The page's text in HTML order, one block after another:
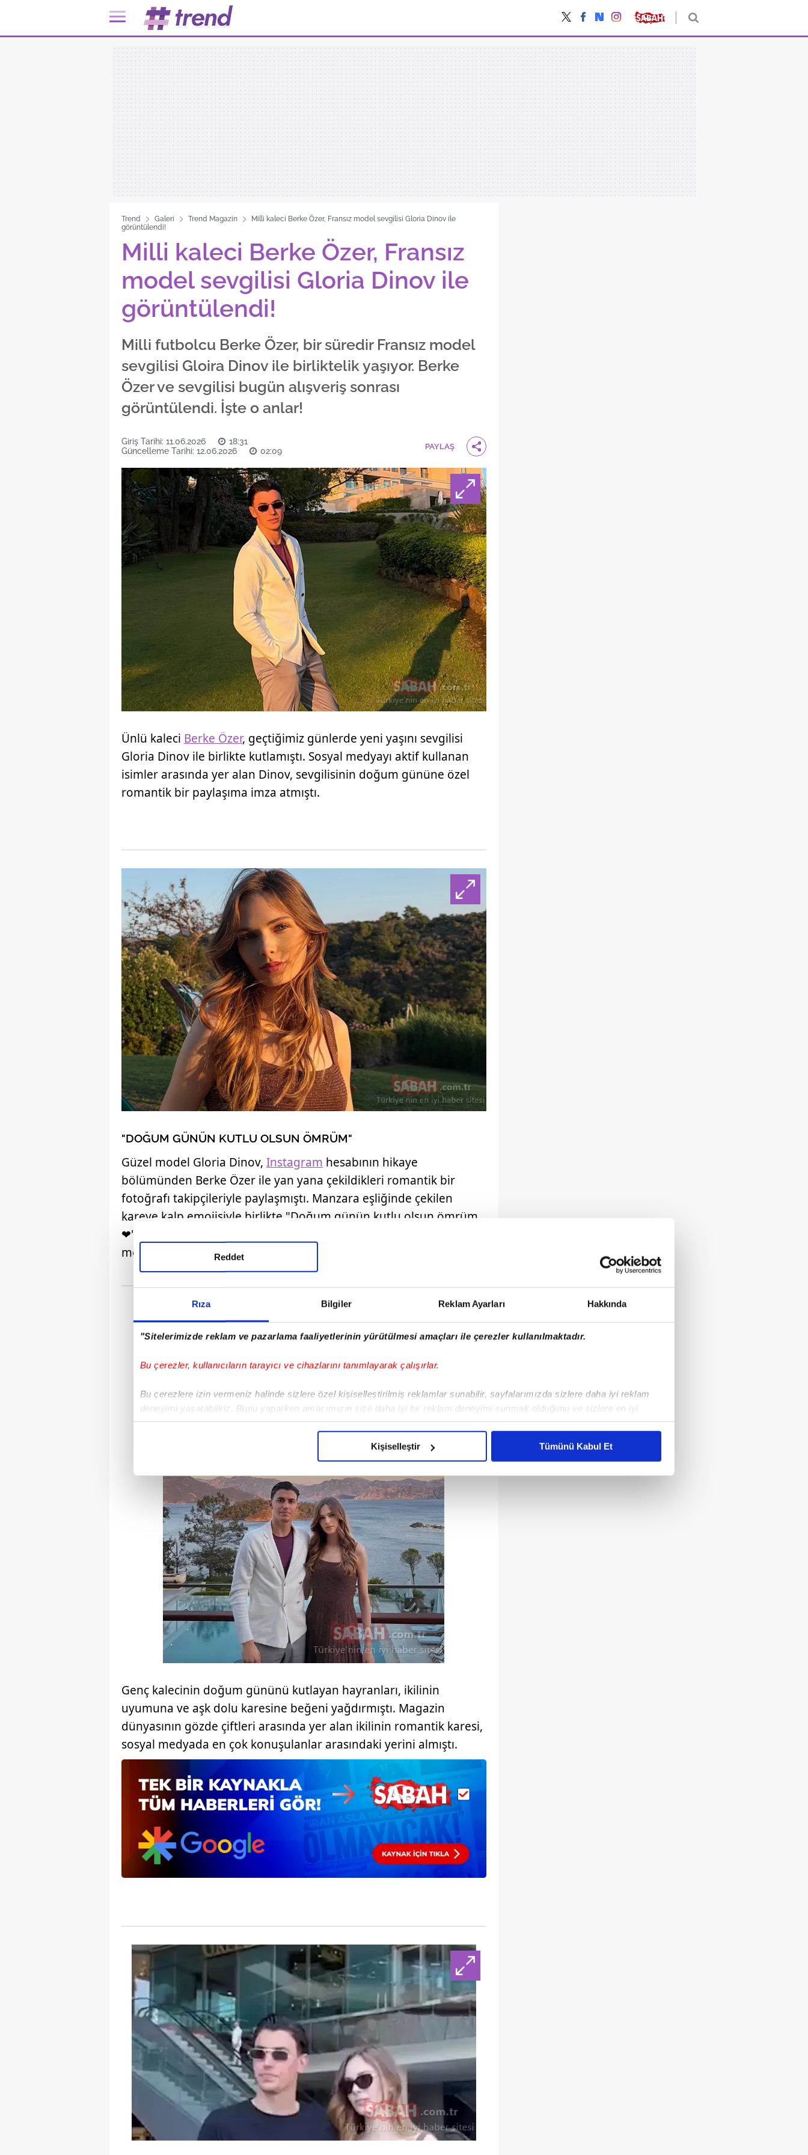
Rıza Bilgiler Reklam Ayarları Hakkında
"Sitelerimizde reklam ve pazarlama faaliyetlerinin yürütülmesi amaçları ile çerezler kullanılmaktadır.
Bu çerezler, kullanıcıların tarayıcı ve cihazlarını tanımlayarak çalışırlar.
Bu çerezlere izin vermeniz halinde sizlere özel kişiselleştirilmiş reklamlar sunabilir, sayfalarımızda sizlere daha iyi reklam
deneyimi yaşatabiliriz. Bunu yaparken amacımızın size daha iyi bir reklam deneyimi sunmak olduğunu ve sizlere en iyi
içerikleri sunabilmek adına elimizden gelen çabayı gösterdiğimizi ve bu noktada, reklamların maliyetlerimizi karşılamak
Sizlere daha iyi bir hizmet sunabilmek için İnternet Sitemizde kendimize ve üçüncü kişilere ait çerezler kullanılmaktadır. Bu
çerezler vasıtasıyla çeşitli kişisel verileriniz işlenmekte olup gerekli olan çerezler bilgi toplumu hizmetlerinin sunulması
amacıyla kullanılmaktadır. Diğer çerezler, sitemizin daha işlevsel kılınması ve kişiselleştirilmesi ve sizlere yönelik
reklam/pazarlama faaliyetlerinin yapılması, amaçlarıyla sınırlı olarak açık rızanız dahilinde kullanılacaktır.
Çerezlere ilişkin tercihlerinizi aşağıda yer alan panel vasıtasıyla belirleyebilirsiniz. Çerezlere ilişkin detaylı bilgi için Ayarlar
butonuna tıklayabilir,Çerez Bilgilendirme Metnimizi ziyaret edebilirsiniz.
6698 sayılı Kişisel Verilerin Korunması Kanunu uyarınca hazırlanmış Aydınlatma Metnimizi okumak ve sitemizde ilgili
mevzuata uygun olarak kullanılan çerezlerle ilgili bilgi almak için lütfentıklayınız
Reddet
Kişiselleştir Tümünü Kabul Et
Trend Galeri Trend Magazin
Milli kaleci Berke Özer, Fransız model sevgilisi Gloria Dinov ile
görüntülendi!
Milli kaleci Berke Özer, Fransız
model sevgilisi Gloria Dinov ile
görüntülendi!
Milli futbolcu Berke Özer, bir süredir Fransız model
sevgilisi Gloira Dinov ile birliktelik yaşıyor. Berke
Özer ve sevgilisi bugün alışveriş sonrası
görüntülendi. İşte o anlar!
Giriş Tarihi: 11.06.2026
18:31
Güncelleme Tarihi: 12.06.2026
02:09 PAYLAŞ
Ünlü kaleci Berke Özer, geçtiğimiz günlerde yeni yaşını sevgilisi
Gloria Dinov ile birlikte kutlamıştı. Sosyal medyayı aktif kullanan
isimler arasında yer alan Dinov, sevgilisinin doğum gününe özel
romantik bir paylaşıma imza atmıştı.
"DOĞUM GÜNÜN KUTLU OLSUN ÖMRÜM"
Güzel model Gloria Dinov, Instagram hesabının hikaye
bölümünden Berke Özer ile yan yana çekildikleri romantik bir
fotoğrafı takipçileriyle paylaşmıştı. Manzara eşliğinde çekilen
kareye kalp emojisiyle birlikte "Doğum günün kutlu olsun ömrüm
❤️" notunu düşen Dinov'un bu paylaşımı, kısa sürede sosyal
medyada gündem olmuştu.
Genç kalecinin doğum gününü kutlayan hayranları, ikilinin
uyumuna ve aşk dolu karesine beğeni yağdırmıştı. Magazin
dünyasının gözde çiftleri arasında yer alan ikilinin romantik karesi,
sosyal medyada en çok konuşulanlar arasındaki yerini almıştı.